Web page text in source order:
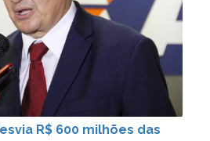
R$ 600 milhões das